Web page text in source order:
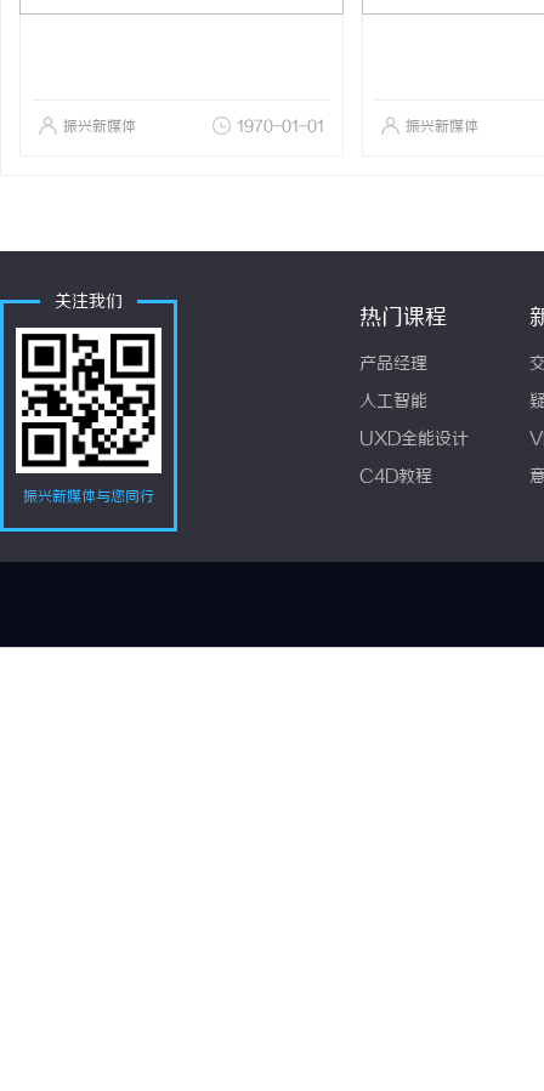
振兴新媒体 1970-01-01 振兴新媒体
关注我们
振兴新媒体与您同行
热门课程
产品经理
人工智能
UXD全能设计
C4D教程